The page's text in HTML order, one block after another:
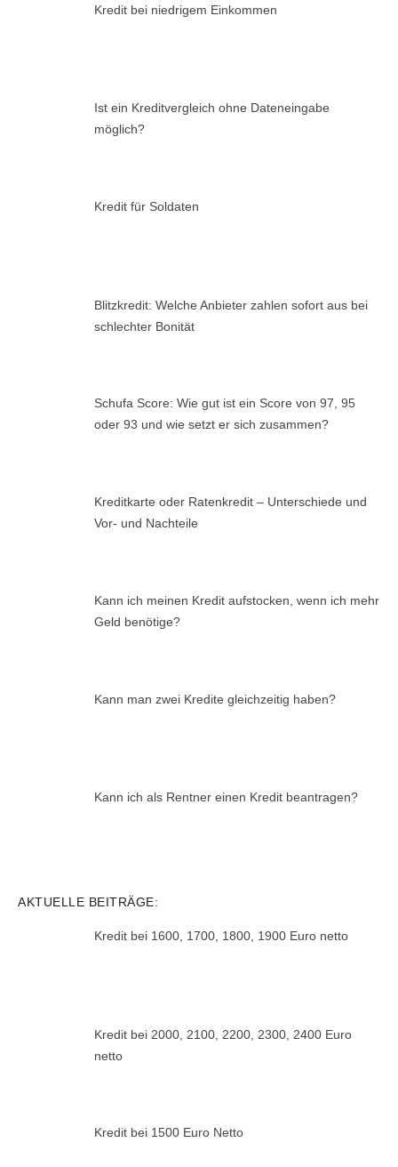
Kredit bei niedrigem Einkommen
Ist ein Kreditvergleich ohne Dateneingabe
möglich?
Kredit für Soldaten
Blitzkredit: Welche Anbieter zahlen sofort aus bei
schlechter Bonität
Schufa Score: Wie gut ist ein Score von 97, 95
oder 93 und wie setzt er sich zusammen?
Kreditkarte oder Ratenkredit – Unterschiede und
Vor- und Nachteile
Kann ich meinen Kredit aufstocken, wenn ich mehr
Geld benötige?
Kann man zwei Kredite gleichzeitig haben?
Kann ich als Rentner einen Kredit beantragen?
AKTUELLE BEITRÄGE:
Kredit bei 1600, 1700, 1800, 1900 Euro netto
Kredit bei 2000, 2100, 2200, 2300, 2400 Euro
netto
Kredit bei 1500 Euro Netto